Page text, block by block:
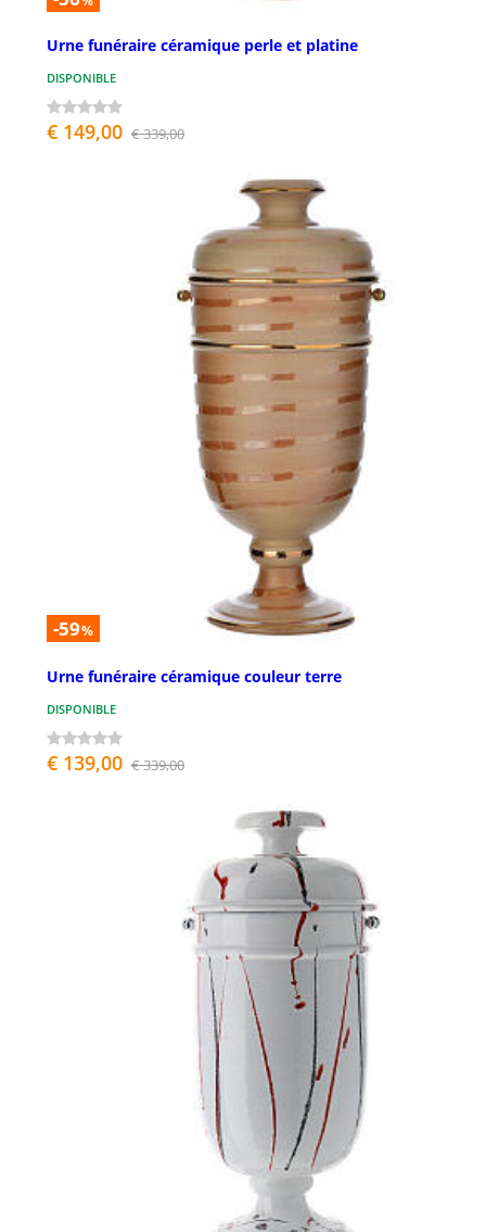
Urne funéraire céramique perle et platine
DISPONIBLE
€ 149,00 € 339,00
-59%
Urne funéraire céramique couleur terre
DISPONIBLE
€ 139,00 € 339,00